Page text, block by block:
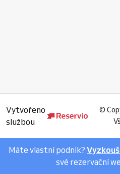
Vytvořeno
službou
©
Máte vlastní podnik?
své rezervační